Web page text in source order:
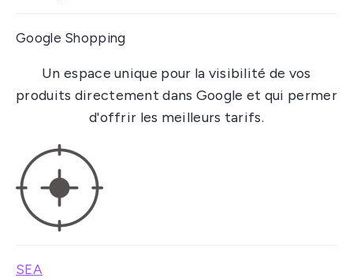
Google Shopping
Un espace unique pour la visibilité de vos
produits directement dans Google et qui permer
d'offrir les meilleurs tarifs.
SEA